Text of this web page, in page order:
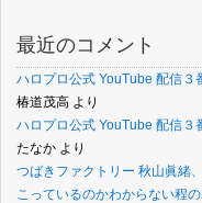
最近のコメント
ハロプロ公式 YouTube 配信３
椿道茂高 より
ハロプロ公式 YouTube 配信３
たなか より
つばきファクトリー 秋山眞緒
こっているのかわからない程